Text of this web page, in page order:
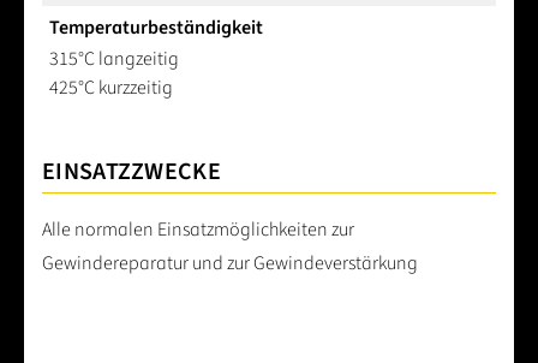
Temperaturbeständigkeit
315°C langzeitig
425°C kurzzeitig
EINSATZZWECKE
Alle normalen Einsatzmöglichkeiten zur
Gewindereparatur und zur Gewindeverstärkung